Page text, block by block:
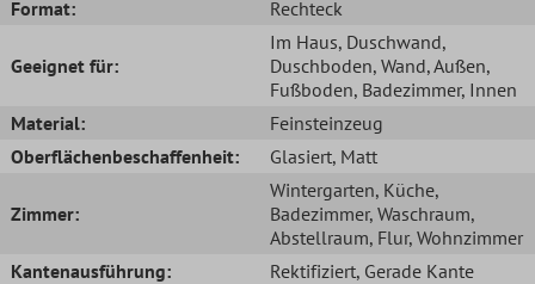
Format:
Rechteck
Geeignet für:
Im Haus, Duschwand,
Duschboden, Wand, Außen,
Fußboden, Badezimmer, Innen
Material:
Feinsteinzeug
Oberflächenbeschaffenheit:
Glasiert, Matt
Zimmer:
Wintergarten, Küche,
Badezimmer, Waschraum,
Abstellraum, Flur, Wohnzimmer
Kantenausführung:
Rektifiziert, Gerade Kante